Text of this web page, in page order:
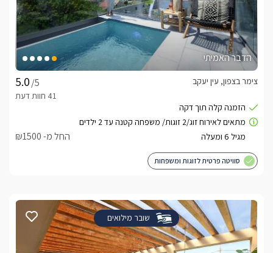
הדבר האמיתי
/5
צימר בצפון, עין יעקב
החל מ- ₪1500
סוויטה פרטית לזוגות ומשפחות
שובר מילואים